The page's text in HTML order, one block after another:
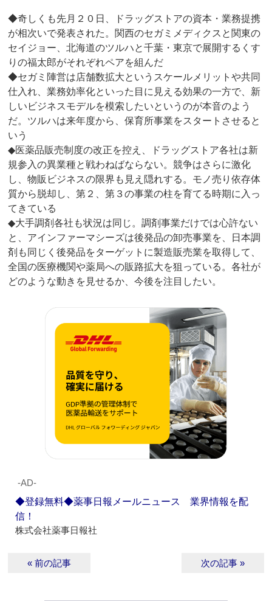
◆奇しくも先月２０日、ドラッグストアの資本・業務提携
が相次いで発表された。関西のセガミメディクスと関東の
セイジョー、北海道のツルハと千葉・東京で展開するくす
りの福太郎がそれぞれペアを組んだ
◆セガミ陣営は店舗数拡大というスケールメリットや共同
仕入れ、業務効率化といった目に見える効果の一方で、新
しいビジネスモデルを模索したいというのが本音のよう
だ。ツルハは来年度から、保育所事業をスタートさせると
いう
◆医薬品販売制度の改正を控え、ドラッグストア各社は新
規参入の異業種と戦わねばならない。競争はさらに激化
し、物販ビジネスの限界も見え隠れする。モノ売り依存体
質から脱却し、第２、第３の事業の柱を育てる時期に入っ
てきている
◆大手調剤各社も状況は同じ。調剤事業だけでは心許ない
と、アインファーマシーズは後発品の卸売事業を、日本調
剤も同じく後発品をターゲットに製造販売業を取得して、
全国の医療機関や薬局への販路拡大を狙っている。各社が
どのような動きを見せるか、今後を注目したい。
‐AD‐
◆登録無料◆薬事日報メールニュース 業界情報を配
信！
株式会社薬事日報社
« 前の記事 次の記事 »